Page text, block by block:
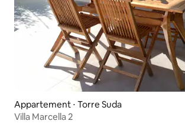
Appartement ⋅ Torre Suda
Villa Marcella 2